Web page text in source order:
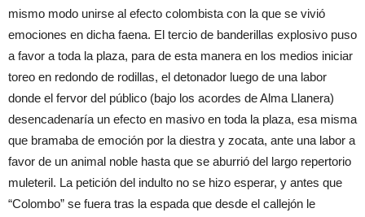
mismo modo unirse al efecto colombista con la que se vivió
emociones en dicha faena. El tercio de banderillas explosivo puso
a favor a toda la plaza, para de esta manera en los medios iniciar
toreo en redondo de rodillas, el detonador luego de una labor
donde el fervor del público (bajo los acordes deAlma Llanera)
desencadenaría un efecto en masivo en toda la plaza, esa misma
que bramaba de emoción por la diestra y zocata, ante una labor a
favor de un animal noble hasta que se aburrió del largo repertorio
muleteril. La petición del indulto no se hizo esperar, y antes que
“Colombo” se fuera tras la espada que desde el callejón le